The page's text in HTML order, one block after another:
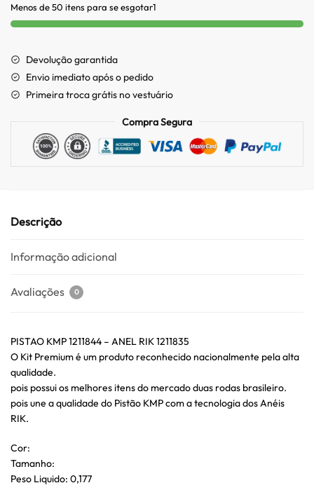
Menos de 50 itens para se esgotar1
Devolução garantida
Envio imediato após o pedido
Primeira troca grátis no vestuário
Compra Segura
Descrição
Informação adicional
Avaliações 0
PISTAO KMP 1211844 – ANEL RIK 1211835
O Kit Premium é um produto reconhecido nacionalmente pela alta
qualidade.
pois possui os melhores itens do mercado duas rodas brasileiro.
pois une a qualidade do Pistão KMP com a tecnologia dos Anéis
RIK.
Cor:
Tamanho:
Peso Liquido: 0,177